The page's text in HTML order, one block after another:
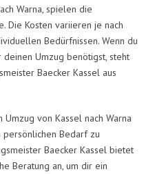
Warna, spielen die
Die Kosten variieren je nach
Bedürfnissen. Wenn du
Umzug benötigst, steht
Baecker Kassel aus
von Kassel nach Warna
persönlichen Bedarf zu
Baecker Kassel bietet
Beratung an, um dir ein